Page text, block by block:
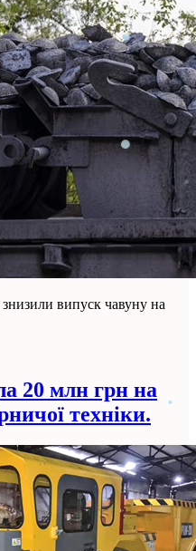
знизили випуск чавуну на
20 млн грн на
техніки.